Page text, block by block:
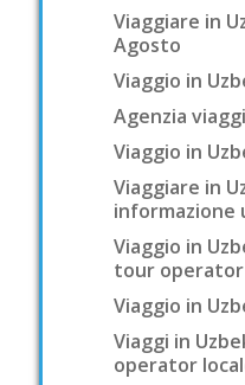
Viaggiare in
Agosto
Viaggio in
Agenzia
Viaggio in
Viaggiare in
informazione
Viaggio in
tour operator
Viaggio in
Viaggi in
operator